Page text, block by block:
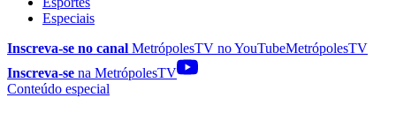
Especiais
Inscreva-se no canal MetrópolesTV noYouTubeMetrópolesTV
Inscreva-se na MetrópolesTV
Conteúdo especial